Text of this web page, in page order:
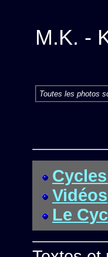
M.K. -
Toutes les photos
Vidéos
Le